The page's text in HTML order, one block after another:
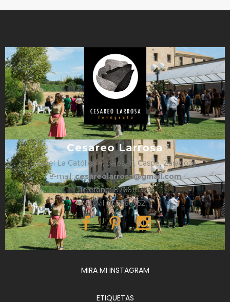
Cesareo Larrosa
Isabel La Católica 4, bajos, 1º, Caspe, Zaragoza
e-mail:cesareolarrosa@gmail.com
Teléfono: 876610325
Móvil: 657366052
MIRA MI INSTAGRAM
ETIQUETAS